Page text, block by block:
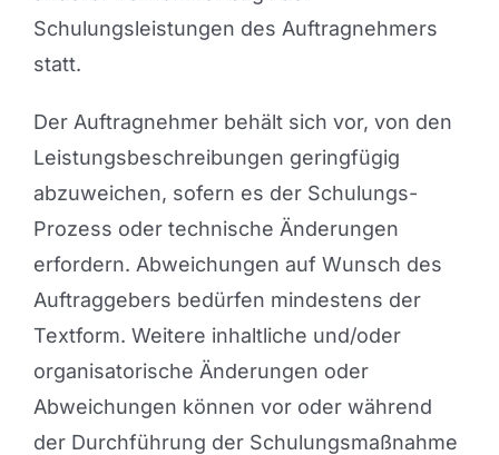
Schulungsleistungen des Auftragnehmers
statt.
Der Auftragnehmer behält sich vor, von den
Leistungsbeschreibungen geringfügig
abzuweichen, sofern es der Schulungs-
Prozess oder technische Änderungen
erfordern. Abweichungen auf Wunsch des
Auftraggebers bedürfen mindestens der
Textform. Weitere inhaltliche und/oder
organisatorische Änderungen oder
Abweichungen können vor oder während
der Durchführung der Schulungsmaßnahme